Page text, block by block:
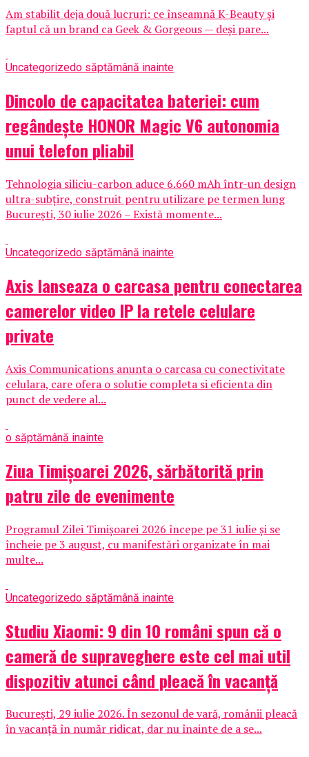
Am stabilit deja două lucruri: ce înseamnă K-Beauty și
faptul că un brand ca Geek & Gorgeous — deși pare...
Uncategorizedo săptămână inainte
Dincolo de capacitatea bateriei: cum
regândește HONOR Magic V6 autonomia
unui telefon pliabil
Tehnologia siliciu-carbon aduce 6.660 mAh într-un design
ultra-subțire, construit pentru utilizare pe termen lung
București, 30 iulie 2026 – Există momente...
Uncategorizedo săptămână inainte
Axis lanseaza o carcasa pentru conectarea
camerelor video IP la retele celulare
private
Axis Communications anunta o carcasa cu conectivitate
celulara, care ofera o solutie completa si eficienta din
punct de vedere al...
o săptămână inainte
Ziua Timișoarei 2026, sărbătorită prin
patru zile de evenimente
Programul Zilei Timișoarei 2026 începe pe 31 iulie și se
încheie pe 3 august, cu manifestări organizate în mai
multe...
Uncategorizedo săptămână inainte
Studiu Xiaomi: 9 din 10 români spun că o
cameră de supraveghere este cel mai util
dispozitiv atunci când pleacă în vacanță
București, 29 iulie 2026. În sezonul de vară, românii pleacă
în vacanță în număr ridicat, dar nu înainte de a se...